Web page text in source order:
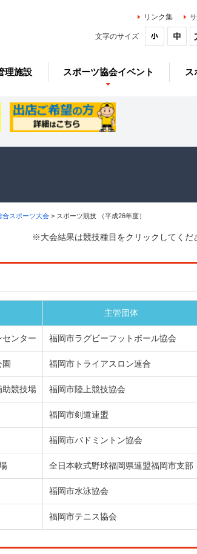
リンク集
文字のサイズ
理施設 スポーツ協会イベント ス
スポーツ大会 > スポーツ競技 （平成26年度）
※大会結果は競技種目をクリックしてくだ
主管団体
センター 福岡市ラグビーフットボール協会
福岡市トライアスロン連合
助競技場 福岡市陸上競技協会
福岡市剣道連盟
福岡市バドミントン協会
全日本軟式野球福岡県連盟福岡市支部
福岡市水泳協会
福岡市テニス協会